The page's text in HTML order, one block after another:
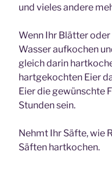
und vieles andere
Wenn Ihr Blätter
Wasser aufkochen
gleich darin
hartgekochten Eier
Eier die gewünschte
Stunden sein.
Nehmt Ihr Säfte, wie
Säften hartkochen.